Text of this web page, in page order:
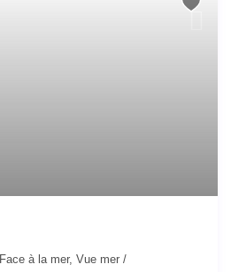
Face à la mer,Vue mer /